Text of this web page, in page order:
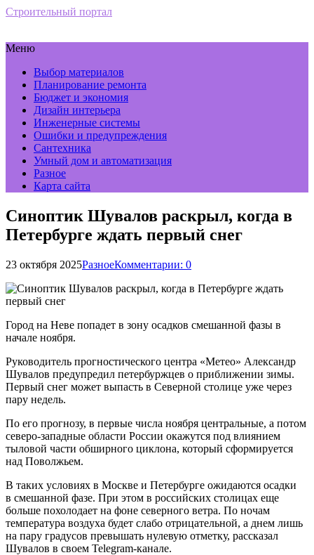
Строительный портал
Меню
Выбор материалов
Планирование ремонта
Бюджет и экономия
Дизайн интерьера
Инженерные системы
Ошибки и предупреждения
Сантехника
Умный дом и автоматизация
Разное
Карта сайта
Синоптик Шувалов раскрыл, когда в
Петербурге ждать первый снег
23 октября 2025РазноеКомментарии: 0
Город на Неве попадет в зону осадков смешанной фазы в
начале ноября.
Руководитель прогностического центра «Метео» Александр
Шувалов предупредил петербуржцев о приближении зимы.
Первый снег может выпасть в Северной столице уже через
пару недель.
По его прогнозу, в первые числа ноября центральные, а потом
северо-западные области России окажутся под влиянием
тыловой части обширного циклона, который сформируется
над Поволжьем.
В таких условиях в Москве и Петербурге ожидаются осадки
в смешанной фазе. При этом в российских столицах еще
больше похолодает на фоне северного ветра. По ночам
температура воздуха будет слабо отрицательной, а днем лишь
на пару градусов превышать нулевую отметку, рассказал
Шувалов в своем Telegram-канале.